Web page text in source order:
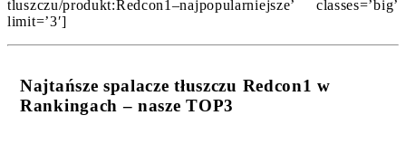
tluszczu/produkt:Redcon1–najpopularniejsze’ classes=’big’
limit=’3′]
Najtańsze spalacze tłuszczu Redcon1 w
Rankingach – nasze TOP3